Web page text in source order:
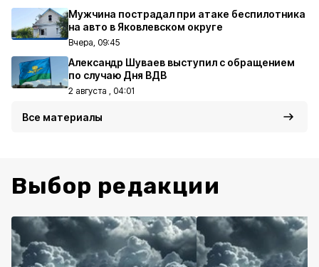
Мужчина пострадал при атаке беспилотника
на авто в Яковлевском округе
Вчера, 09:45
Александр Шуваев выступил с обращением
по случаю Дня ВДВ
2 августа , 04:01
Все материалы
Выбор редакции